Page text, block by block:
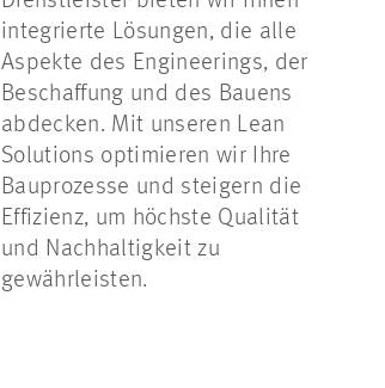
integrierte Lösungen, die alle
Aspekte des Engineerings, der
Beschaffung und des Bauens
abdecken. Mit unseren Lean
Solutions optimieren wir Ihre
Bauprozesse und steigern die
Effizienz, um höchste Qualität
und Nachhaltigkeit zu
gewährleisten.